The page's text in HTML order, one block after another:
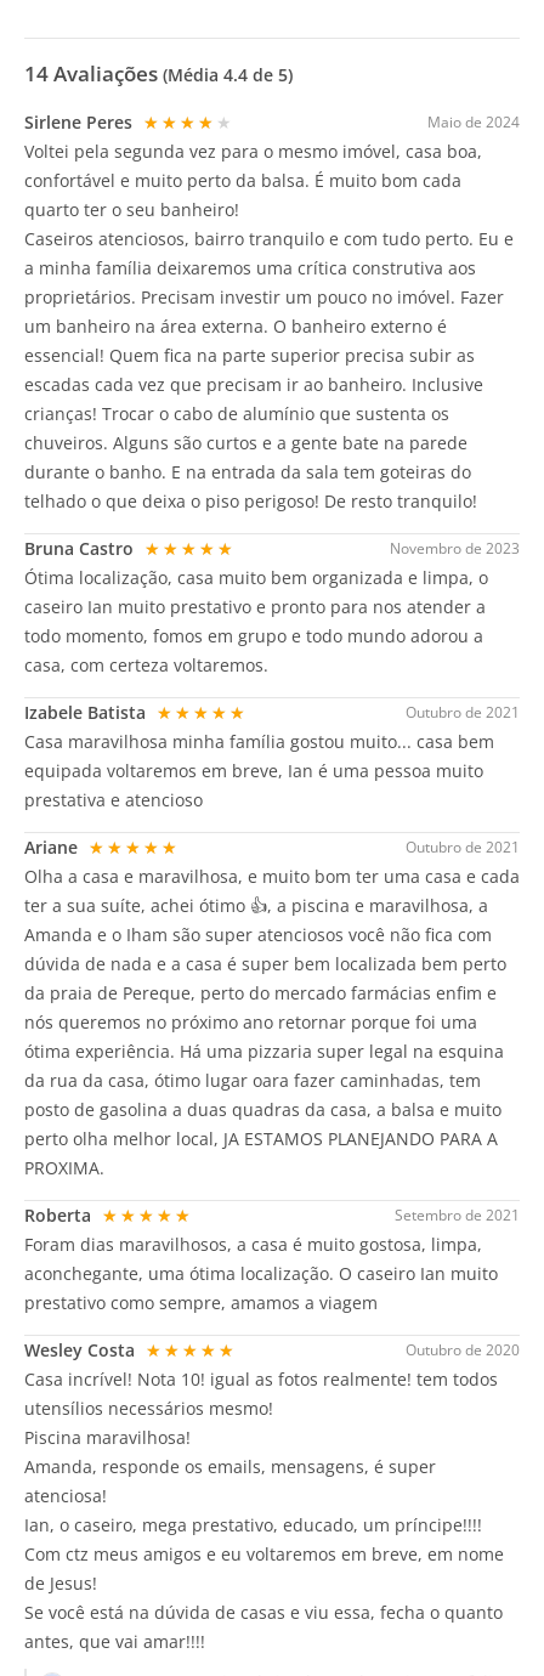
14Avaliações (Média 4.4 de 5)
Maio de 2024
Sirlene Peres ★★★★★
Voltei pela segunda vez para o mesmo imóvel, casa boa,
confortável e muito perto da balsa. É muito bom cada
quarto ter o seu banheiro!
Caseiros atenciosos, bairro tranquilo e com tudo perto. Eu e
a minha família deixaremos uma crítica construtiva aos
proprietários. Precisam investir um pouco no imóvel. Fazer
um banheiro na área externa. O banheiro externo é
essencial! Quem fica na parte superior precisa subir as
escadas cada vez que precisam ir ao banheiro. Inclusive
crianças! Trocar o cabo de alumínio que sustenta os
chuveiros. Alguns são curtos e a gente bate na parede
durante o banho. E na entrada da sala tem goteiras do
telhado o que deixa o piso perigoso! De resto tranquilo!
Novembro de 2023
Bruna Castro ★★★★★
Ótima localização, casa muito bem organizada e limpa, o
caseiro Ian muito prestativo e pronto para nos atender a
todo momento, fomos em grupo e todo mundo adorou a
casa, com certeza voltaremos.
Outubro de 2021
Izabele Batista ★★★★★
Casa maravilhosa minha família gostou muito... casa bem
equipada voltaremos em breve, Ian é uma pessoa muito
prestativa e atencioso
Outubro de 2021
Ariane ★★★★★
Olha a casa e maravilhosa, e muito bom ter uma casa e cada
ter a sua suíte, achei ótimo 👍, a piscina e maravilhosa, a
Amanda e o Iham são super atenciosos você não fica com
dúvida de nada e a casa é super bem localizada bem perto
da praia de Pereque, perto do mercado farmácias enfim e
nós queremos no próximo ano retornar porque foi uma
ótima experiência. Há uma pizzaria super legal na esquina
da rua da casa, ótimo lugar oara fazer caminhadas, tem
posto de gasolina a duas quadras da casa, a balsa e muito
perto olha melhor local, JA ESTAMOS PLANEJANDO PARA A
PROXIMA.
Setembro de 2021
Roberta ★★★★★
Foram dias maravilhosos, a casa é muito gostosa, limpa,
aconchegante, uma ótima localização. O caseiro Ian muito
prestativo como sempre, amamos a viagem
Outubro de 2020
Wesley Costa ★★★★★
Casa incrível! Nota 10! igual as fotos realmente! tem todos
utensílios necessários mesmo!
Piscina maravilhosa!
Amanda, responde os emails, mensagens, é super
atenciosa!
Ian, o caseiro, mega prestativo, educado, um príncipe!!!!
Com ctz meus amigos e eu voltaremos em breve, em nome
de Jesus!
Se você está na dúvida de casas e viu essa, fecha o quanto
antes, que vai amar!!!!